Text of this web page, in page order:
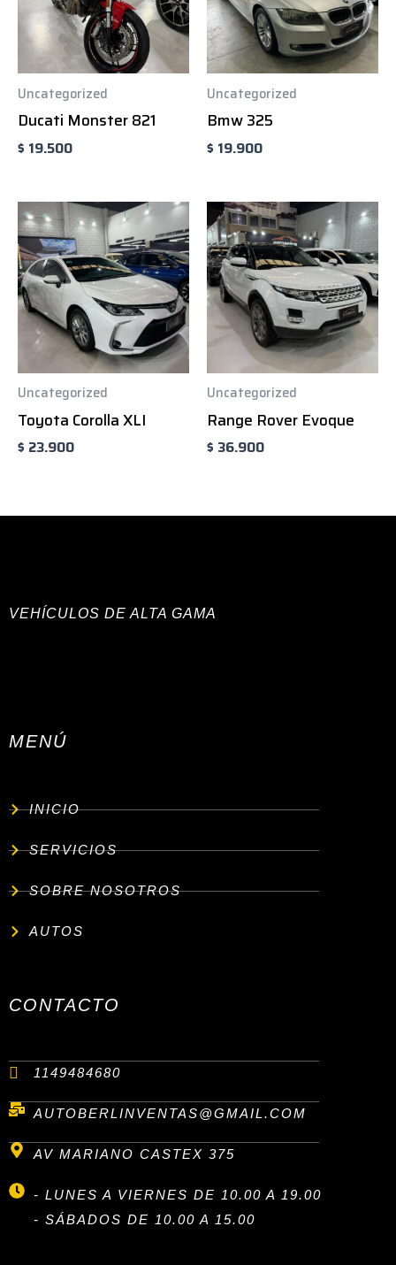
Uncategorized
Ducati Monster 821
$ 19.500
Uncategorized
Bmw 325
$ 19.900
Uncategorized
Toyota Corolla XLI
$ 23.900
Uncategorized
Range Rover Evoque
$ 36.900
VEHÍCULOS DE ALTA GAMA
MENÚ
INICIO
SERVICIOS
SOBRE NOSOTROS
AUTOS
CONTACTO
1149484680
AUTOBERLINVENTAS@GMAIL.COM
AV MARIANO CASTEX 375
- LUNES A VIERNES DE 10.00 A 19.00
- SÁBADOS DE 10.00 A 15.00